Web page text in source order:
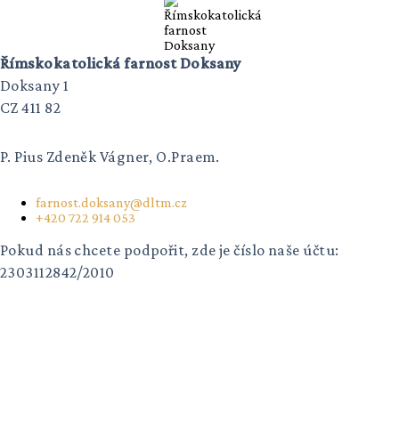
Římskokatolická farnost Doksany
Doksany 1
CZ 411 82
P. Pius Zdeněk Vágner, O.Praem.
farnost.doksany@dltm.cz
+420 722 914 053
Pokud nás chcete podpořit, zde je číslo naše účtu:
2303112842/2010